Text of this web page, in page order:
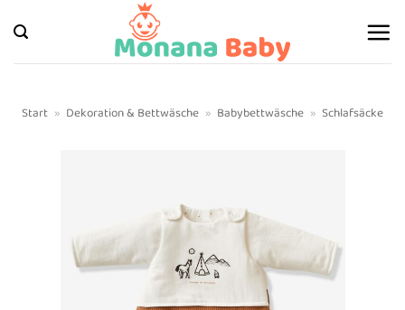
Inhalt
springen
Start » Dekoration & Bettwäsche » Babybettwäsche » Schlafsäcke